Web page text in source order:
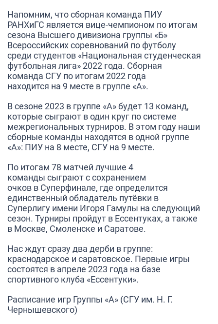
Напомним, что сборная команда ПИУ
РАНХиГС является вице-чемпионом по итогам
сезона Высшего дивизиона группы «Б»
Всероссийских соревнований по футболу
среди студентов «Национальная студенческая
футбольная лига» 2022 года. Сборная
команда СГУ по итогам 2022 года
находится на 9 месте в группе «А».
В сезоне 2023 в группе «А» будет 13 команд,
которые сыграют в один круг по системе
межрегиональных турниров. В этом году наши
сборные команды находятся в одной группе
«А»: ПИУ на 8 месте, СГУ на 9 месте.
По итогам 78 матчей лучшие 4
команды сыграют с сохранением
очков в Суперфинале, где определится
единственный обладатель путёвки в
Суперлигу имени Игоря Гамулы на следующий
сезон. Турниры пройдут в Ессентуках, а также
в Москве, Смоленске и Саратове.
Нас ждут сразу два дерби в группе:
краснодарское и саратовское. Первые игры
состоятся в апреле 2023 года на базе
спортивного клуба «Ессентуки».
Расписание игр Группы «А» (СГУ им. Н. Г.
Чернышевского)